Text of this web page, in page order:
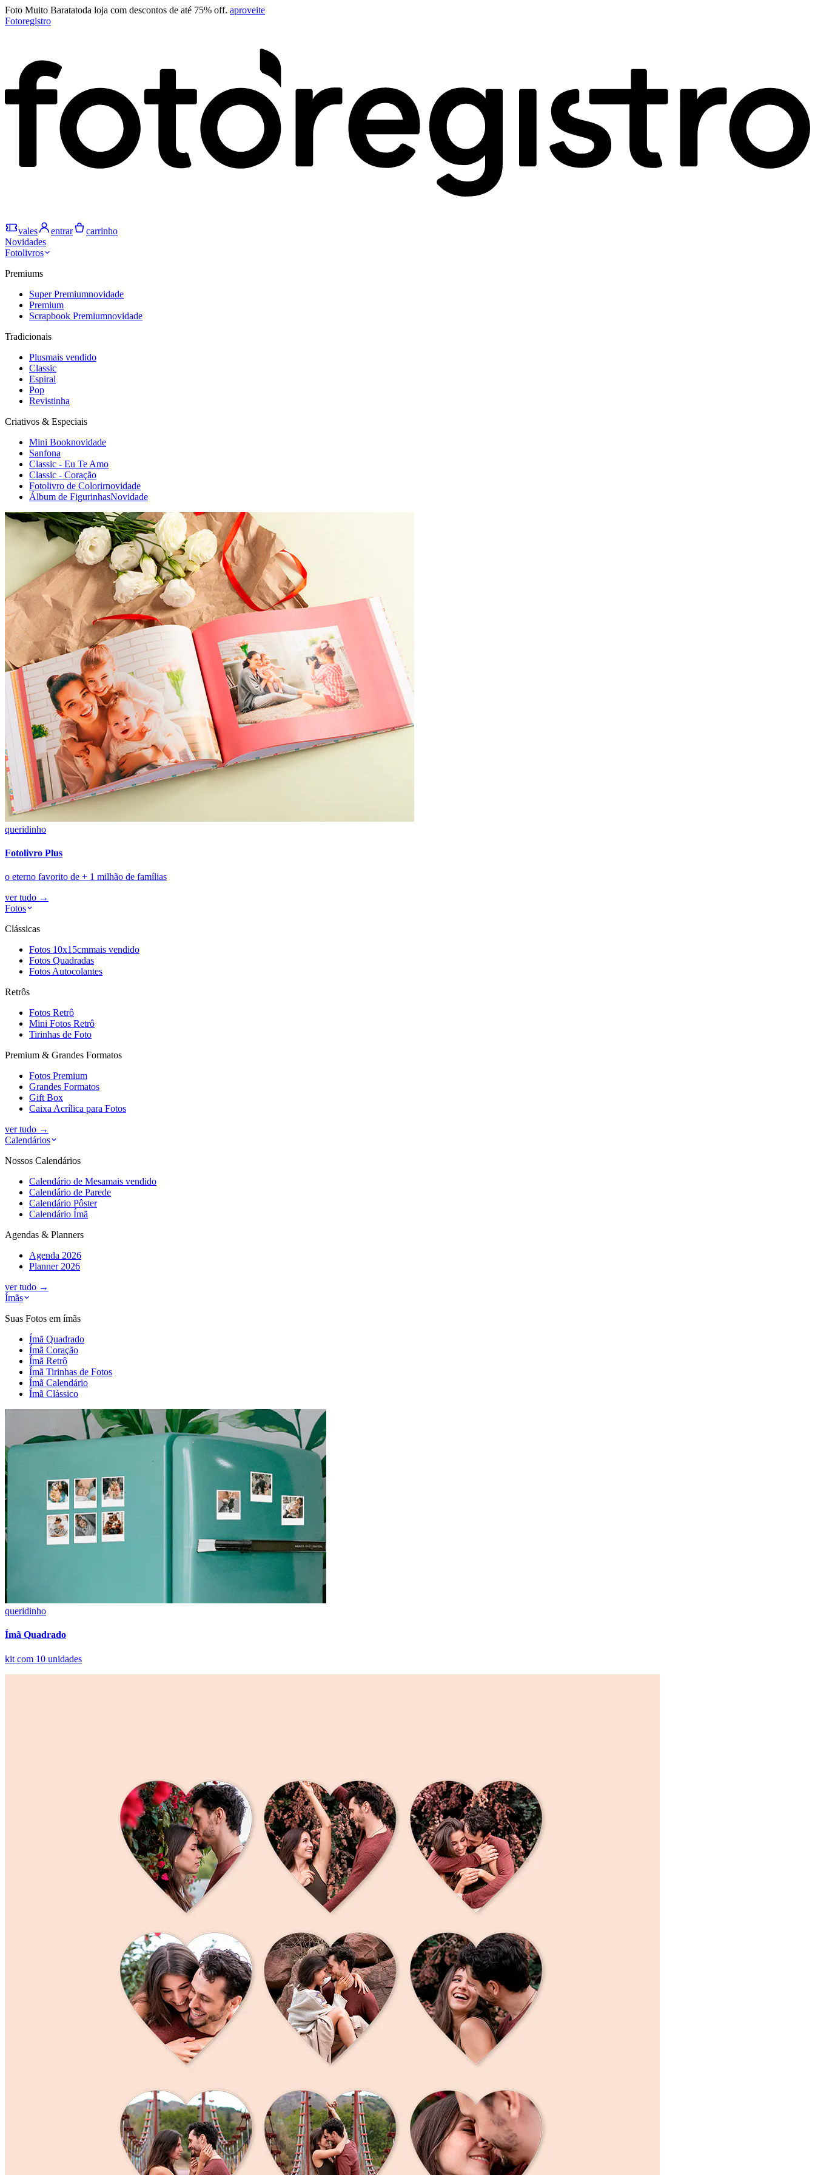
Foto Muito Baratatoda loja com descontos de até 75% off. aproveite
Fotoregistro
vales entrar
carrinho
Novidades
Fotolivros
Premiums
Super Premiumnovidade
Premium
Scrapbook Premiumnovidade
Tradicionais
Plusmais vendido
Classic
Espiral
Pop
Revistinha
Criativos & Especiais
Mini Booknovidade
Sanfona
Classic - Eu Te Amo
Classic - Coração
Fotolivro de Colorirnovidade
Álbum de FigurinhasNovidade
queridinho
Fotolivro Plus
o eterno favorito de + 1 milhão de famílias
ver tudo →
Fotos
Clássicas
Fotos 10x15cmmais vendido
Fotos Quadradas
Fotos Autocolantes
Retrôs
Fotos Retrô
Mini Fotos Retrô
Tirinhas de Foto
Premium & Grandes Formatos
Fotos Premium
Grandes Formatos
Gift Box
Caixa Acrílica para Fotos
ver tudo →
Calendários
Nossos Calendários
Calendário de Mesamais vendido
Calendário de Parede
Calendário Pôster
Calendário Ímã
Agendas & Planners
Agenda 2026
Planner 2026
ver tudo →
Ímãs
Suas Fotos em ímãs
Ímã Quadrado
Ímã Coração
Ímã Retrô
Ímã Tirinhas de Fotos
Ímã Calendário
Ímã Clássico
queridinho
Ímã Quadrado
kit com 10 unidades